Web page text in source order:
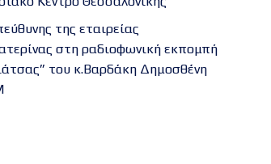
της εταιρείας
στη ραδιοφωνική εκπομπή
του κ.Βαρδάκη Δημοσθένη